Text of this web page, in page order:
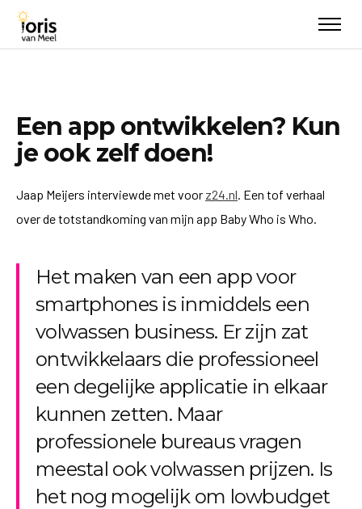
Een app ontwikkelen? Kun
je ook zelf doen!
Jaap Meijers interviewde met voor z24.nl. Een tof verhaal
over de totstandkoming van mijn app Baby Who is Who.
Het maken van een app voor
smartphones is inmiddels een
volwassen business. Er zijn zat
ontwikkelaars die professioneel
een degelijke applicatie in elkaar
kunnen zetten. Maar
professionele bureaus vragen
meestal ook volwassen prijzen. Is
het nog mogelijk om lowbudget